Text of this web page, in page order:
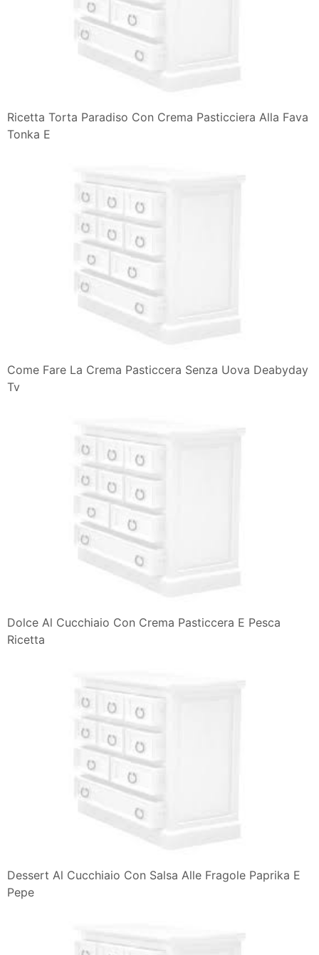
Ricetta Torta Paradiso Con Crema Pasticciera Alla Fava
Tonka E
Come Fare La Crema Pasticcera Senza Uova Deabyday
Tv
Dolce Al Cucchiaio Con Crema Pasticcera E Pesca
Ricetta
Dessert Al Cucchiaio Con Salsa Alle Fragole Paprika E
Pepe